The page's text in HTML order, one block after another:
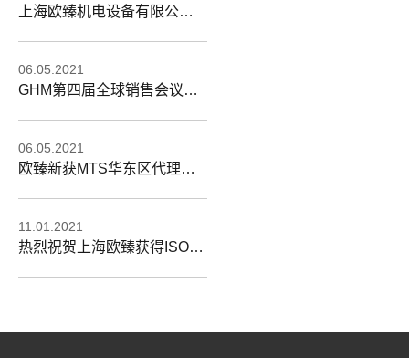
上海欧臻机电设备有限公司2015年CBBE展会
06.05.2021
GHM第四届全球销售会议在德召开
06.05.2021
欧臻新获MTS华东区代理资格
11.01.2021
热烈祝贺上海欧臻获得ISO9001:2008质量管理体系认证证书